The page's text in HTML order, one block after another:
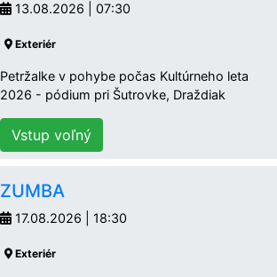
13.08.2026 | 07:30
Exteriér
Petržalke v pohybe počas Kultúrneho leta
2026 - pódium pri Šutrovke, Draždiak
Vstup voľný
ZUMBA
17.08.2026 | 18:30
Exteriér